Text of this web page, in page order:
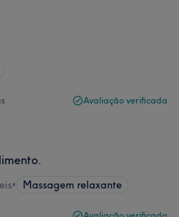
Avaliação verificada
• Massagem relaxante